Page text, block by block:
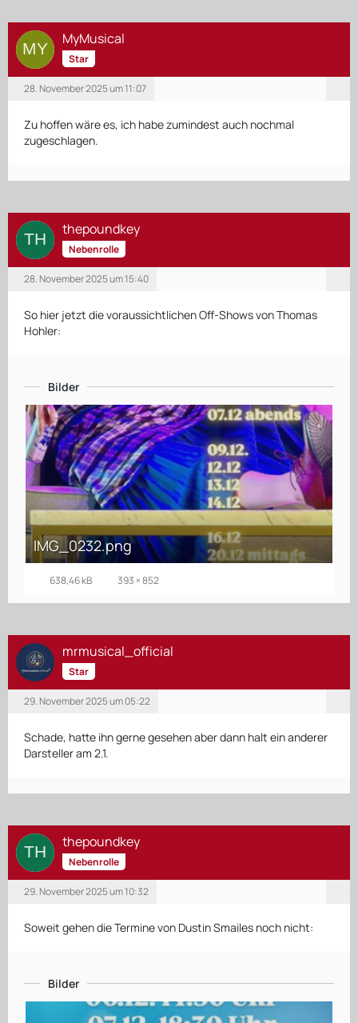
MyMusical
Star
28. November 2025 um 11:07
Zu hoffen wäre es, ich habe zumindest auch nochmal
zugeschlagen.
thepoundkey
Nebenrolle
28. November 2025 um 15:40
So hier jetzt die voraussichtlichen Off-Shows von Thomas
Hohler:
Bilder
IMG_0232.png
638,46 kB 393 × 852
mrmusical_official
Star
29. November 2025 um 05:22
Schade, hatte ihn gerne gesehen aber dann halt ein anderer
Darsteller am 2.1.
thepoundkey
Nebenrolle
29. November 2025 um 10:32
Soweit gehen die Termine von Dustin Smailes noch nicht:
Bilder